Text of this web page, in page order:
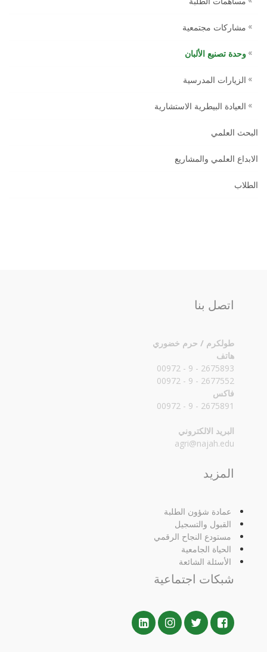
مشاركات مجتمعية
وحدة تصنيع الألبان
الزيارات المدرسية
العيادة البيطرية الاستشارية
البحث العلمي
الابداع العلمي والمشاريع
الطلاب
اتصل بنا
طولكرم / حرم خضوري
هاتف
2675893 - 9 - 00972
2677552 - 9 - 00972
فاكس
2675891 - 9 - 00972
البريد الالكتروني
agri@najah.edu
المزيد
عمادة شؤون الطلبة
القبول والتسجيل
مستودع النجاح الرقمي
الحياة الجامعية
الأسئلة الشائعة
شبكات اجتماعية